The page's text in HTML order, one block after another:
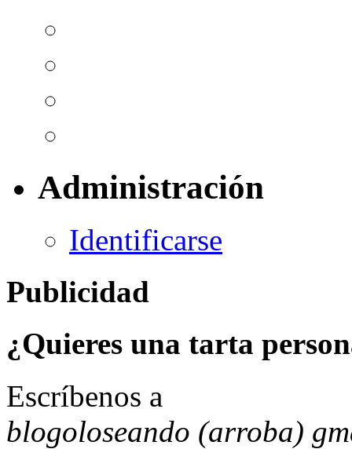
Administración
Identificarse
Publicidad
¿Quieres una tarta
Escríbenos a
blogoloseando (arroba)